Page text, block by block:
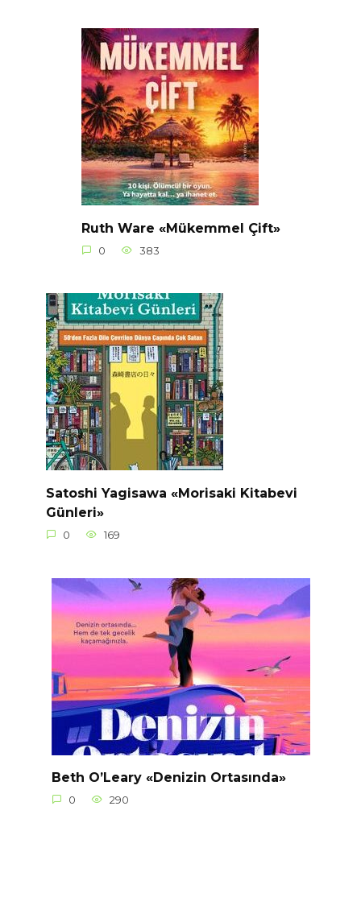
Ruth Ware «Mükemmel Çift»
0 383
Satoshi Yagisawa «Morisaki Kitabevi
Günleri»
0 169
Beth O’Leary «Denizin Ortasında»
0 290